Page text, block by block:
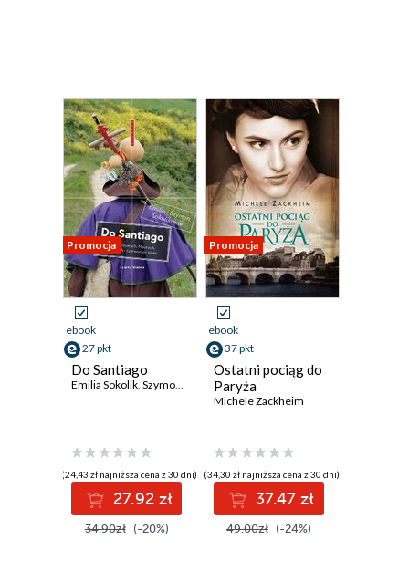
Promocja
ebook
27 pkt
Do Santiago
Emilia Sokolik, Szymon Sokolik
(24,43 zł najniższa cena z 30 dni)
27.92 zł
34.90zł (-20%)
Promocja
ebook
37 pkt
Ostatni pociąg do
Paryża
Michele Zackheim
(34,30 zł najniższa cena z 30 dni)
37.47 zł
49.00zł (-24%)